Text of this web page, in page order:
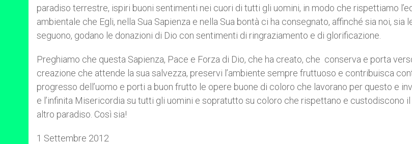
paradiso terrestre, ispiri buoni sentimenti nei cuori di tutti gli uomini, in modo che rispettiamo
ambientale che Egli, nella Sua Sapienza e nella Sua bontà ci ha consegnato, affinché sia noi, sia
seguono, godano le donazioni di Dio con sentimenti di ringraziamento e di glorificazione.
Preghiamo che questa Sapienza, Pace e Forza di Dio, che ha creato, che conserva e porta
creazione che attende la sua salvezza, preservi l’ambiente sempre fruttuoso e contribuisca
progresso dell’uomo e porti a buon frutto le opere buone di coloro che lavorano per questo e
e l’infinita Misericordia su tutti gli uomini e sopratutto su coloro che rispettano e custodiscono
altro paradiso. Così sia!
1 Settembre 2012